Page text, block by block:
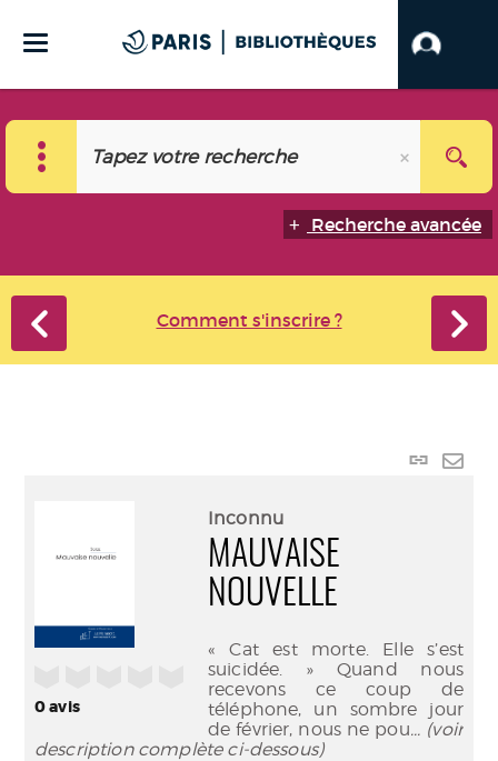
Recherche avancée
Comment s'inscrire ?
Lien
0avis
Inconnu
MAUVAISE
NOUVELLE
« Cat est morte. Elle s’est
suicidée. » Quand nous
recevons ce coup de
téléphone, un sombre jour
de février, nous ne pou... (voir
description complète ci-dessous)